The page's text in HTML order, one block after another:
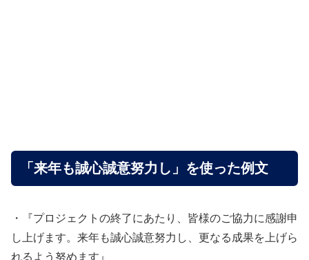
「来年も誠心誠意努力し」を使った例文
・『プロジェクトの終了にあたり、皆様のご協力に感謝申
し上げます。来年も誠心誠意努力し、更なる成果を上げら
れるよう努めます』